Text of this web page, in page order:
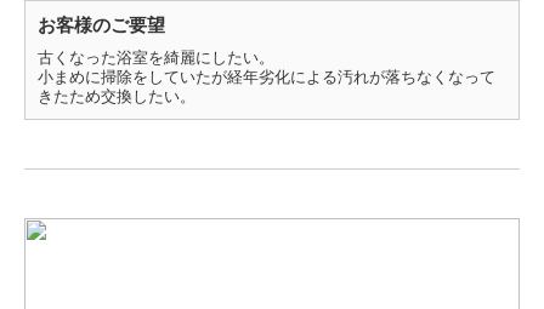
お客様のご要望
古くなった浴室を綺麗にしたい。
小まめに掃除をしていたが経年劣化による汚れが落ちなくなって
きたため交換したい。